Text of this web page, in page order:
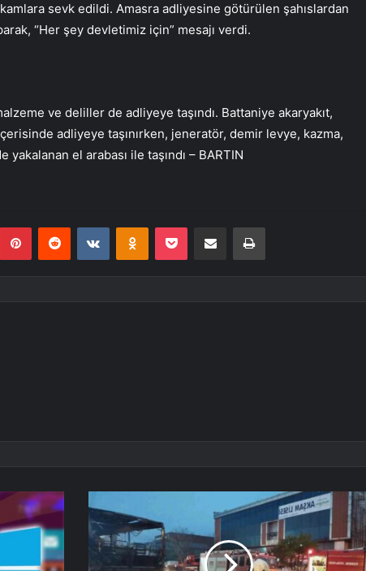
sevk edildi. Amasra adliyesine götürülen şahıslardan
“Her şey devletimiz için” mesajı verdi.
ve deliller de adliyeye taşındı. Battaniye akaryakıt,
adliyeye taşınırken, jeneratör, demir levye, kazma,
el arabası ile taşındı – BARTIN
PinterestReddit VKontakteOdnoklassniki
Pocket E-Posta ile paylaş Yazdır